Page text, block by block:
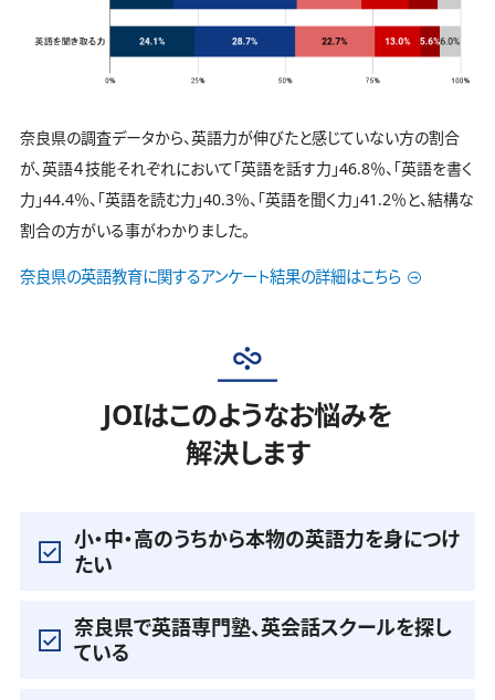
奈良県の調査データから、英語力が伸びたと感じていない方の割合
が、英語４技能それぞれにおいて「英語を話す力」46.8％、「英語を書く
力」44.4％、「英語を読む力」40.3％、「英語を聞く力」41.2％と、結構な
割合の方がいる事がわかりました。
奈良県の英語教育に関するアンケート結果の詳細はこちら
JOIはこのようなお悩みを
解決します
小・中・高のうちから本物の英語力を身につけ
たい
奈良県で英語専門塾、英会話スクールを探し
ている